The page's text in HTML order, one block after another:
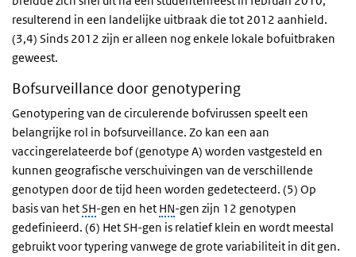
resulterend in een landelijke uitbraak die tot 2012 aanhield.
(3,4) Sinds 2012 zijn er alleen nog enkele lokale bofuitbraken
geweest.
Bofsurveillance door genotypering
Genotypering van de circulerende bofvirussen speelt een
belangrijke rol in bofsurveillance. Zo kan een aan
vaccingerelateerde bof (genotype A) worden vastgesteld en
kunnen geografische verschuivingen van de verschillende
genotypen door de tijd heen worden gedetecteerd. (5) Op
basis van hetSH-gen en het HN-gen zijn 12 genotypen
gedefinieerd. (6) Het SH-gen is relatief klein en wordt meestal
gebruikt voor typering vanwege de grote variabiliteit in dit gen.